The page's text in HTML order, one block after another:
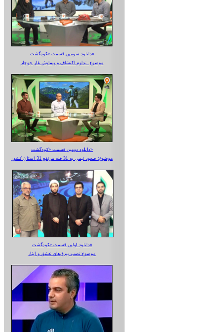
دانلود سومین قسمت «کوه‌گشت»
موضوع: تداوم اکتشاف و پیمایش غار جوجار
دانلود دومین قسمت «کوه‌گشت»
موضوع: صعود تیمی به 31 قله مرتفع 31 استان کشور
دانلود اولین قسمت «کوه‌گشت»
موضوع:نصب بیرق‌های عشق و ایثار